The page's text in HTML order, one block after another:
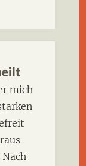
mich
Nach